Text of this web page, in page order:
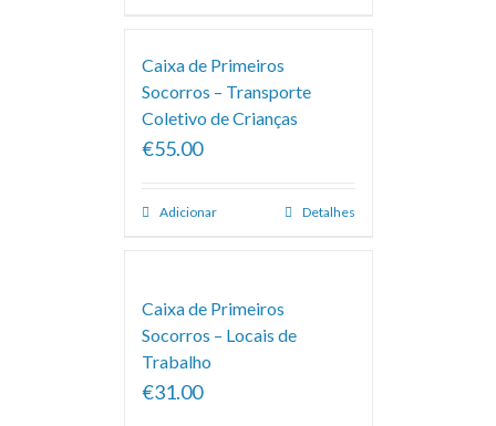
Caixa de Primeiros
Socorros – Transporte
Coletivo de Crianças
€55.00
Adicionar Detalhes
Caixa de Primeiros
Socorros – Locais de
Trabalho
€31.00